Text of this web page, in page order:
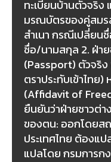
ทะเบียนบ้านตัวจริง
มรณบัตรของคู่สมร
สำเนา กรณีเปลี่ยน
ชื่อ/นามสกุล 2. ฝ่า
(Passport) ตัวจริง
ตราประทับเข้าไทย
(Affidavit of
ยืนยันว่าฝ่ายชาวต่า
ของตน: ออกโดยส
ประเทศไทย ต้องแป
แปลโดย กรมการก